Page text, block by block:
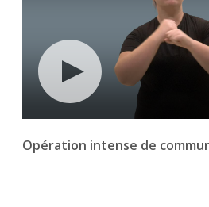
Opération intense de